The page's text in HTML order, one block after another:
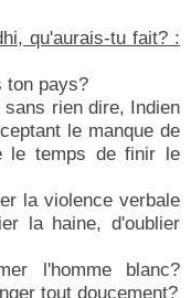
qu'aurais-tu fait? :
ton pays?
rien dire, Indien
le manque de
le temps de finir le
la violence verbale
la haine, d'oublier
l'homme blanc?
tout doucement?